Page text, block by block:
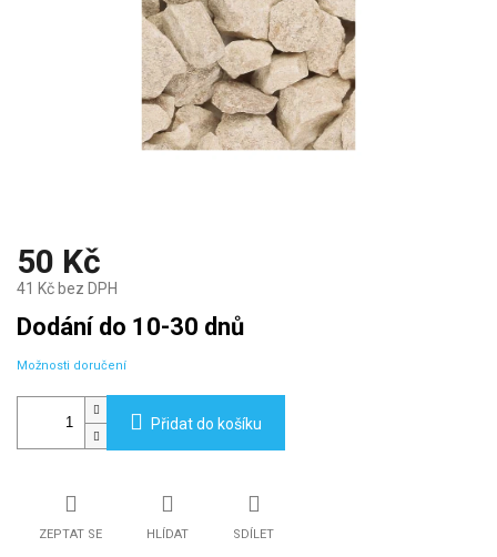
50 Kč
41 Kč bez DPH
Měrná
cena:
Dodání do 10-30 dnů
Možnosti doručení
Přidat do košíku
ZEPTAT SE HLÍDAT SDÍLET